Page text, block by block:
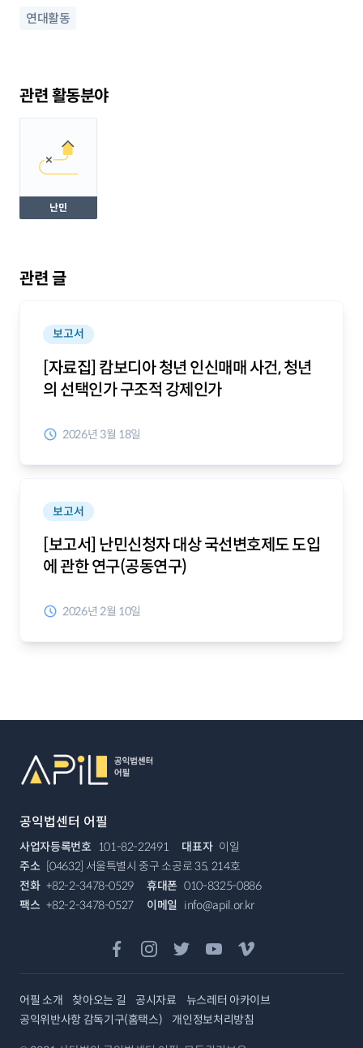
관련 태그
연대활동
관련 활동분야
난민
관련 글
보고서
[자료집] 캄보디아 청년 인신매매 사건, 청년
의 선택인가 구조적 강제인가
2026년 3월 18일
보고서
[보고서] 난민신청자 대상 국선변호제도 도입
에 관한 연구(공동연구)
2026년 2월 10일
푸터
퀵 메뉴
공익법센터 어필
사업자등록번호 101-82-22491 대표자 이일
주소 [04632] 서울특별시 중구 소공로 35, 214호
전화 +82-2-3478-0529 휴대폰 010-8325-0886
팩스 +82-2-3478-0527 이메일 info@apil.or.kr
페이스북인스타그램트위터유튜브비메오
어필 소개 찾아오는 길 공시자료
뉴스레터 아카이브
공익위반사항 감독기구(홈택스)
개인정보처리방침